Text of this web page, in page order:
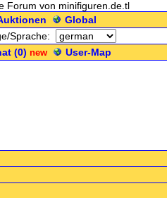
Forum von minifiguren.de.tl
Global
Sprache:
(0) new User-Map